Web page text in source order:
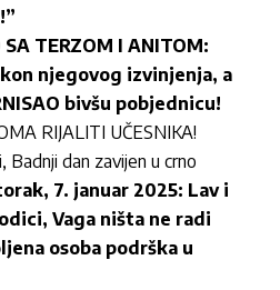
TERZOM I ANITOM:
njegovog izvinjenja, a
bivšu pobjednicu!
RIJALITI UČESNIKA!
Badnji dan zavijen u crno
7. januar 2025: Lav i
Vaga ništa ne radi
osoba podrška u